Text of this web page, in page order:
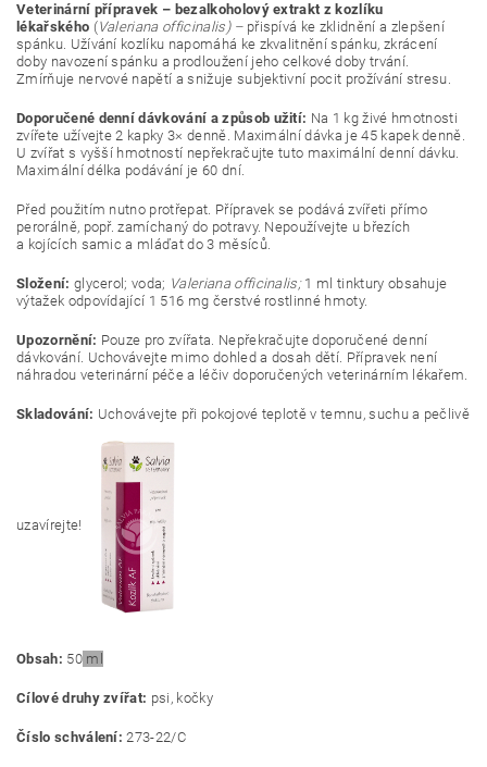
Veterinární přípravek – bezalkoholový extrakt z kozlíku
lékařského (Valeriana officinalis) – přispívá ke zklidnění a zlepšení
spánku. Užívání kozlíku napomáhá ke zkvalitnění spánku, zkrácení
doby navození spánku a prodloužení jeho celkové doby trvání.
Zmírňuje nervové napětí a snižuje subjektivní pocit prožívání stresu.
Doporučené denní dávkování a způsob užití: Na 1 kg živé hmotnosti
zvířete užívejte 2 kapky 3× denně. Maximální dávka je 45 kapek denně.
U zvířat s vyšší hmotností nepřekračujte tuto maximální denní dávku.
Maximální délka podávání je 60 dní.
Před použitím nutno protřepat. Přípravek se podává zvířeti přímo
perorálně, popř. zamíchaný do potravy. Nepoužívejte u březích
a kojících samic a mláďat do 3 měsíců.
Složení: glycerol; voda; Valeriana officinalis; 1 ml tinktury obsahuje
výtažek odpovídající 1 516 mg čerstvé rostlinné hmoty.
Upozornění: Pouze pro zvířata. Nepřekračujte doporučené denní
dávkování. Uchovávejte mimo dohled a dosah dětí. Přípravek není
náhradou veterinární péče a léčiv doporučených veterinárním lékařem.
Skladování: Uchovávejte při pokojové teplotě v temnu, suchu a pečlivě
uzavírejte!
Obsah: 50ml
Cílové druhy zvířat: psi, kočky
Číslo schválení: 273-22/C